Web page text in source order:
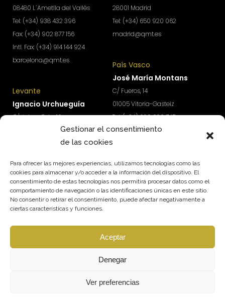
Gestionar el consentimiento
de las cookies
Para ofrecer las mejores experiencias, utilizamos tecnologías como las
cookies para almacenar y/o acceder a la información del dispositivo. El
consentimiento de estas tecnologías nos permitirá procesar datos como el
comportamiento de navegación o las identificaciones únicas en este sitio.
No consentir o retirar el consentimiento, puede afectar negativamente a
ciertas características y funciones.
Aceptar
Denegar
Ver preferencias
08480 L´Ametlla del Vallès
Tel: (+34) 938 432 396
Fax: (+34) 902 877 156
Intl. Fax: (+34) 914 144 924
barcelona@qmt.es
Levante
Ignacio Urchueguía
C/ Jaime Roig, 19
Tel: (+34) 674 570 918
28001 Madrid
Tel: (+34) 650 920 062
madrid@qmt.es
País Vasco
José María Montans
C/ Fueros, 14
01005 Vitoria-Gasteiz
Tel: (+34) 690 690 745
paisvasco@qmt.es
¿Quieres acceder a contenidos exclusivos para
impulsar el crecimiento y rentabilidad de tu
empresa?
Suscríbete a nuestra newsletter.
SUSCRÍBETE